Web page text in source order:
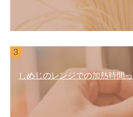
しめじのレンジでの加熱時間